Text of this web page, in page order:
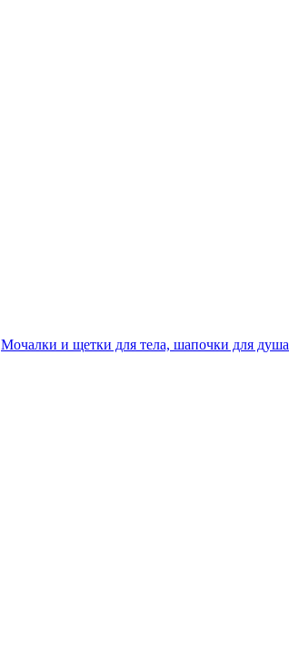
Мочалки и щетки для тела, шапочки для душа